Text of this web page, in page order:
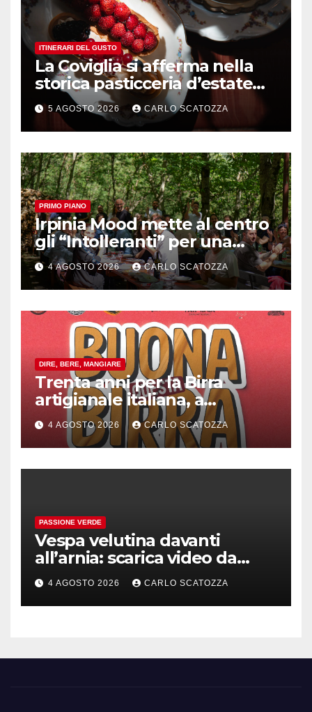
ITINERARI DEL GUSTO
La Coviglia si afferma nella
storica pasticceria d’estate
ma il top rimane la
sfogliatella, in diretta da
Pintauro
5 AGOSTO 2026 CARLO SCATOZZA
PRIMO PIANO
Irpinia Mood mette al centro
gli “Intolleranti” per una
rivoluzione sostenibile del
cibo
4 AGOSTO 2026 CARLO SCATOZZA
DIRE, BERE, MANGIARE
Trenta anni per la Birra
artigianale italiana, a
Pomigliano d’arco evento
celebrativo con birra speciale
4 AGOSTO 2026 CARLO SCATOZZA
PASSIONE VERDE
Vespa velutina davanti
all’arnia: scarica video da
TikTok prima che il post
sparisca
4 AGOSTO 2026 CARLO SCATOZZA